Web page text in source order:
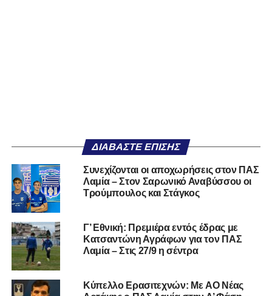
ΔΙΑΒΆΣΤΕ ΕΠΊΣΗΣ
Συνεχίζονται οι αποχωρήσεις στον ΠΑΣ
Λαμία – Στον Σαρωνικό Αναβύσσου οι
Τρούμπουλος και Στάγκος
Γ’ Εθνική: Πρεμιέρα εντός έδρας με
Κατσαντώνη Αγράφων για τον ΠΑΣ
Λαμία – Στις 27/9 η σέντρα
Kύπελλο Ερασιτεχνών: Με AO Nέας